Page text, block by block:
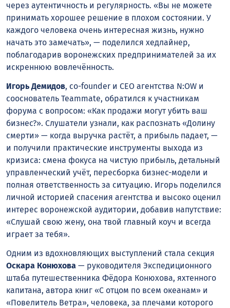
через аутентичность и регулярность. «Вы не можете
принимать хорошее решение в плохом состоянии. У
каждого человека очень интересная жизнь, нужно
начать это замечать», — поделился хедлайнер,
поблагодарив воронежских предпринимателей за их
искреннюю вовлечённость.
Игорь Демидов, co-founder и CEO агентства N:OW и
сооснователь Teammate, обратился к участникам
форума с вопросом: «Как продажи могут убить ваш
бизнес?». Слушатели узнали, как распознать «Долину
смерти» — когда выручка растёт, а прибыль падает, —
и получили практические инструменты выхода из
кризиса: смена фокуса на чистую прибыль, детальный
управленческий учёт, пересборка бизнес-модели и
полная ответственность за ситуацию. Игорь поделился
личной историей спасения агентства и высоко оценил
интерес воронежской аудитории, добавив напутствие:
«Слушай свою жену, она твой главный коуч и всегда
играет за тебя».
Одним из вдохновляющих выступлений стала секция
Оскара Конюхова — руководителя Экспедиционного
штаба путешественника Фёдора Конюхова, яхтенного
капитана, автора книг «С отцом по всем океанам» и
«Повелитель Ветра», человека, за плечами которого